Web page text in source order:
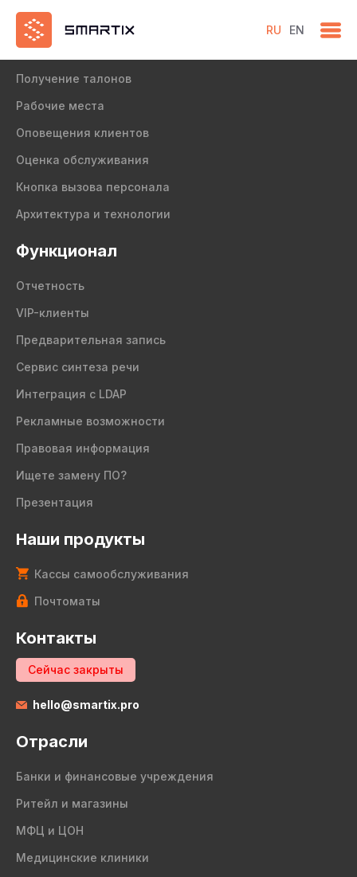
RU EN
Продукт
Получение талонов
Рабочие места
Оповещения клиентов
Оценка обслуживания
Кнопка вызова персонала
Архитектура и технологии
Функционал
Отчетность
VIP-клиенты
Предварительная запись
Сервис синтеза речи
Интеграция с LDAP
Рекламные возможности
Правовая информация
Ищете замену ПО?
Презентация
Наши продукты
Кассы самообслуживания
Почтоматы
Контакты
Сейчас закрыты
hello@smartix.pro
Отрасли
Банки и финансовые учреждения
Ритейл и магазины
МФЦ и ЦОН
Медицинские клиники